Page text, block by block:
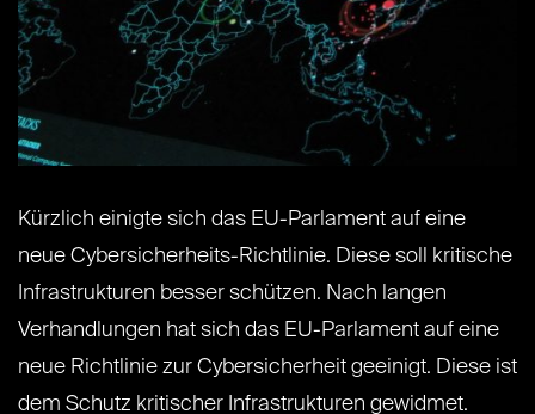
Kürzlich einigte sich das EU-Parlament auf eine
neue Cybersicherheits-Richtlinie. Diese soll kritische
Infrastrukturen besser schützen. Nach langen
Verhandlungen hat sich das EU-Parlament auf eine
neue Richtlinie zur Cybersicherheit geeinigt. Diese ist
dem Schutz kritischer Infrastrukturen gewidmet.